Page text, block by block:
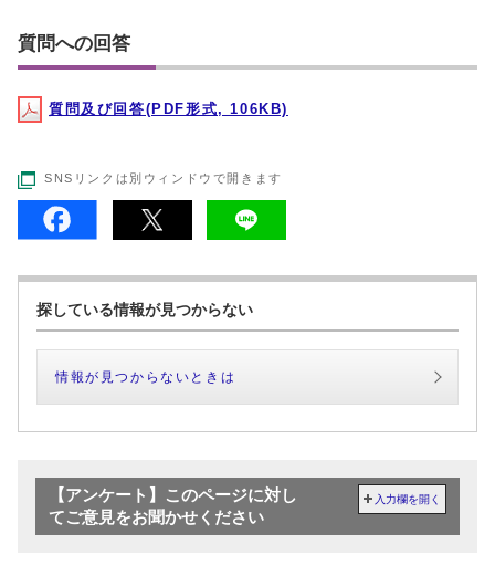
質問への回答
質問及び回答(PDF形式, 106KB)
SNSリンクは別ウィンドウで開きます
探している情報が見つからない
情報が見つからないときは
【アンケート】このページに対し
てご意見をお聞かせください
入力欄を開く